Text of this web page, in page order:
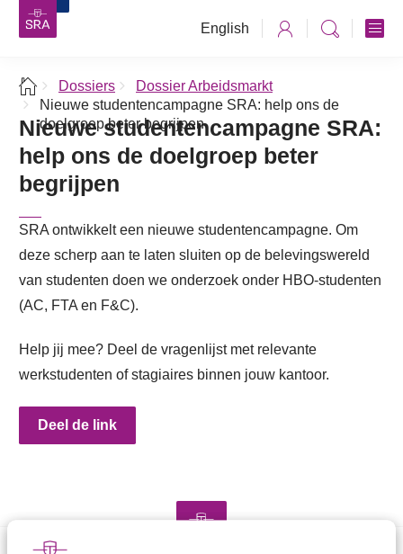
English
Dossiers
Dossier Arbeidsmarkt
Nieuwe studentencampagne SRA: help ons de
doelgroep beter begrijpen
Nieuwe studentencampagne SRA:
help ons de doelgroep beter
begrijpen
SRA ontwikkelt een nieuwe studentencampagne. Om
deze scherp aan te laten sluiten op de belevingswereld
van studenten doen we onderzoek onder HBO-studenten
(AC, FTA en F&C).
Help jij mee? Deel de vragenlijst met relevante
werkstudenten of stagiaires binnen jouw kantoor.
Deel de link